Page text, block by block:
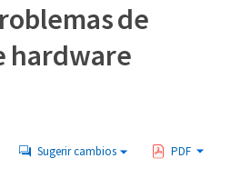
de
hardware
Sugerir cambios PDF